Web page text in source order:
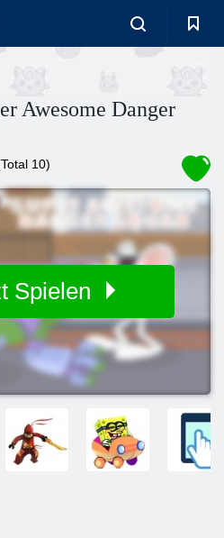
Awesome Danger
10)
Spielen